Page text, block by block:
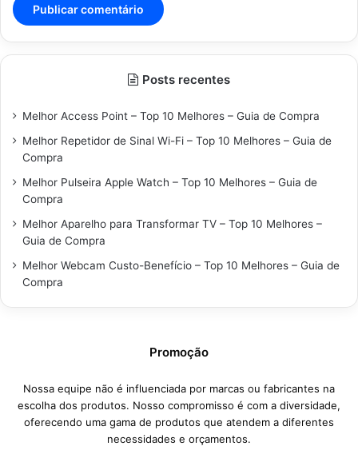
Posts recentes
Melhor Access Point – Top 10 Melhores – Guia de Compra
Melhor Repetidor de Sinal Wi-Fi – Top 10 Melhores – Guia de
Compra
Melhor Pulseira Apple Watch – Top 10 Melhores – Guia de
Compra
Melhor Aparelho para Transformar TV – Top 10 Melhores –
Guia de Compra
Melhor Webcam Custo-Benefício – Top 10 Melhores – Guia de
Compra
Promoção
Nossa equipe não é influenciada por marcas ou fabricantes na
escolha dos produtos. Nosso compromisso é com a diversidade,
oferecendo uma gama de produtos que atendem a diferentes
necessidades e orçamentos.